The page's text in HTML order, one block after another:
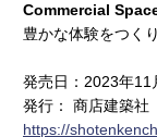
Commercial
豊かな体験をつく
発売日：2023年11
発行： 商店建築社
https://